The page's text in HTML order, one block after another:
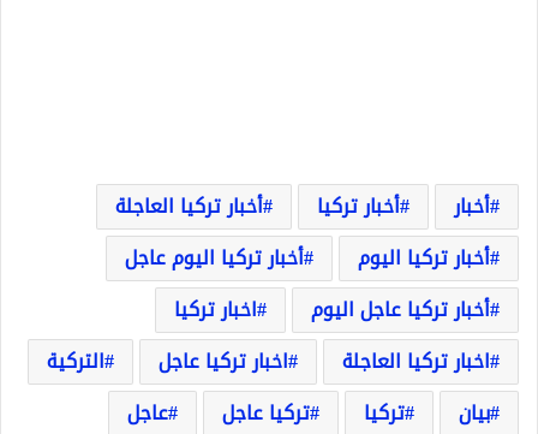
أخبار أخبار تركيا
أخبار تركيا العاجلة
أخبار تركيا اليوم
أخبار تركيا اليوم عاجل
أخبار تركيا عاجل اليوم
اخبار تركيا
اخبار تركيا العاجلة
اخبار تركيا عاجل
التركية
بيان
تركيا تركيا عاجل
عاجل